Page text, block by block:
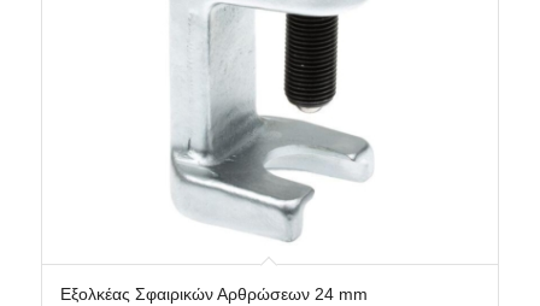
Εξολκέας Σφαιρικών Αρθρώσεων 24 mm